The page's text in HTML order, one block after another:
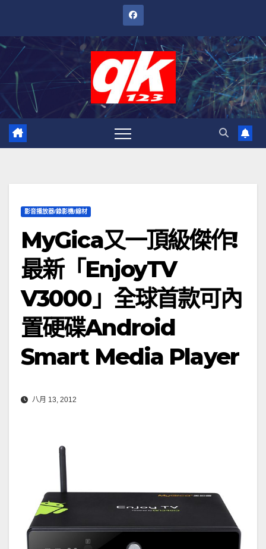
內
影音播放器/錄影機/線材
MyGica又一頂級傑作!
最新「EnjoyTV
V3000」全球首款可內
置硬碟Android
Smart Media Player
八月 13, 2012